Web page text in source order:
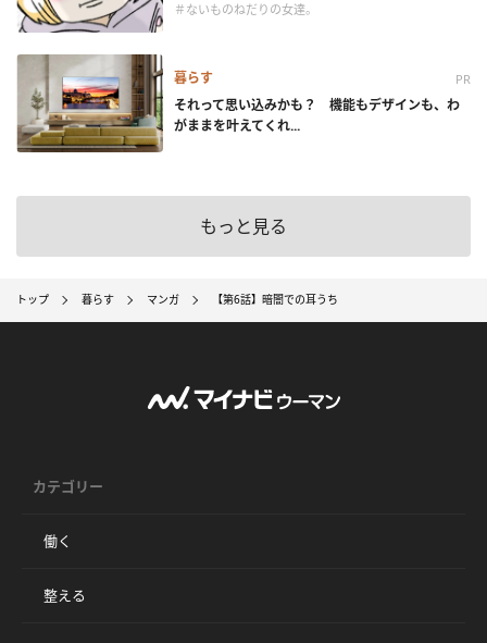
＃ないものねだりの女達。
暮らす PR
それって思い込みかも？ 機能もデザインも、わ
がままを叶えてくれ...
もっと見る
トップ 暮らす マンガ 【第6話】暗闇での耳うち
カテゴリー
働く
整える